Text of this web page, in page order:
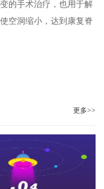
的手术治疗，也用于解
空洞缩小，达到康复脊
更多>>